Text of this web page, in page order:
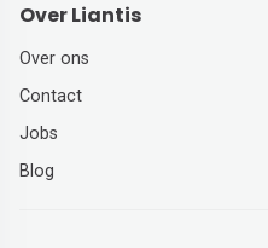
Over Liantis
Over ons
Contact
Jobs
Blog